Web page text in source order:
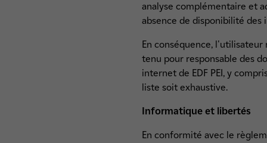
analyse complémentaire et
absence de disponibilité des
En conséquence,
tenu pour responsable des
internet de EDF PEI, y
liste soit exhaustive.
Informatique et libertés
En conformité avec le